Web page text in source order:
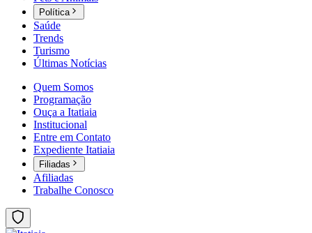
Política
Saúde
Trends
Turismo
Últimas Notícias
Quem Somos
Programação
Ouça a Itatiaia
Institucional
Entre em Contato
Expediente Itatiaia
Filiadas
Afiliadas
Trabalhe Conosco